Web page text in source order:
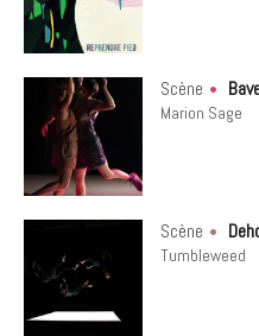
Scène
Marion Sage
Scène
Tumbleweed